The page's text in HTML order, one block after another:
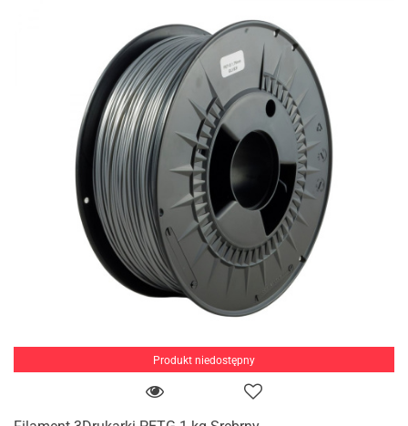
Produkt niedostępny